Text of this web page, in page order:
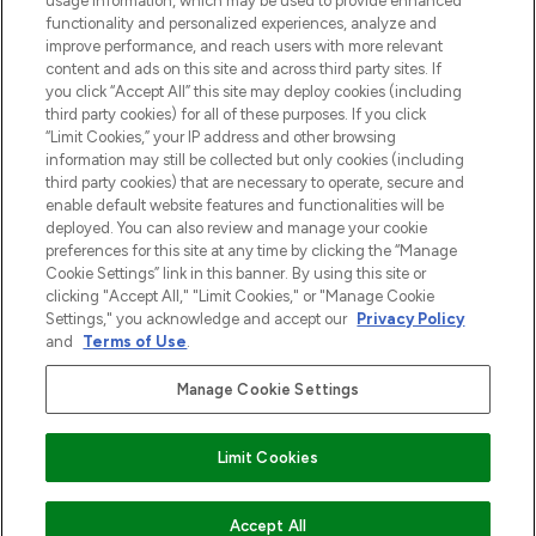
Do Not Sell or Share My Personal
Information
HELP & INFORMATIE
BEDRIJFSINFORMATIE
OVER LOOKFANTASTIC
2026 THG Beauty Europe GmbH Maximilianstrasse 54 80538 Munich
Betaal veilig met
functionality and personalized experiences, analyze and
improve performance, and reach users with more relevant
content and ads on this site and across third party sites. If
you click “Accept All” this site may deploy cookies (including
third party cookies) for all of these purposes. If you click
“Limit Cookies,” your IP address and other browsing
information may still be collected but only cookies (including
third party cookies) that are necessary to operate, secure and
enable default website features and functionalities will be
deployed. You can also review and manage your cookie
preferences for this site at any time by clicking the “Manage
Cookie Settings” link in this banner. By using this site or
clicking "Accept All," "Limit Cookies," or "Manage Cookie
Settings," you acknowledge and accept our Privacy Policy
and
Terms of Use.
Manage Cookie Settings
Limit Cookies
Accept All